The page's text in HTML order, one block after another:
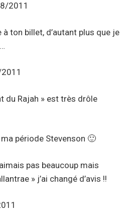
2011
ton billet, d’autant plus que je
du Rajah » est très drôle
période Stevenson 🙂
pas beaucoup mais
» j’ai changé d’avis !!